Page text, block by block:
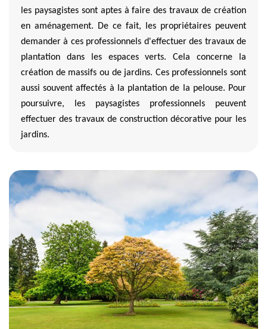
les paysagistes sont aptes à faire des travaux de création
en aménagement. De ce fait, les propriétaires peuvent
demander à ces professionnels d'effectuer des travaux de
plantation dans les espaces verts. Cela concerne la
création de massifs ou de jardins. Ces professionnels sont
aussi souvent affectés à la plantation de la pelouse. Pour
poursuivre, les paysagistes professionnels peuvent
effectuer des travaux de construction décorative pour les
jardins.